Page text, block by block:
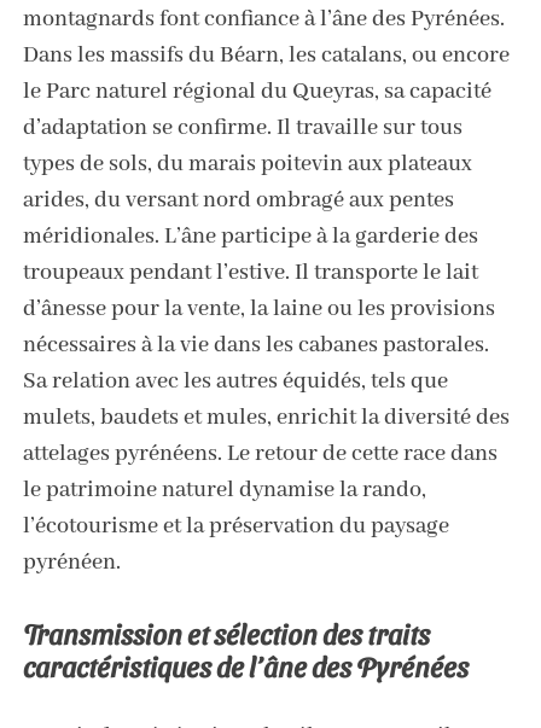
montagnards font confiance à l’âne des Pyrénées.
Dans les massifs du Béarn, les catalans, ou encore
le Parc naturel régional du Queyras, sa capacité
d’adaptation se confirme. Il travaille sur tous
types de sols, du marais poitevin aux plateaux
arides, du versant nord ombragé aux pentes
méridionales. L’âne participe à la garderie des
troupeaux pendant l’estive. Il transporte le lait
d’ânesse pour la vente, la laine ou les provisions
nécessaires à la vie dans les cabanes pastorales.
Sa relation avec les autres équidés, tels que
mulets, baudets et mules, enrichit la diversité des
attelages pyrénéens. Le retour de cette race dans
le patrimoine naturel dynamise la rando,
l’écotourisme et la préservation du paysage
pyrénéen.
Transmission et sélection des traits
caractéristiques de l’âne des Pyrénées